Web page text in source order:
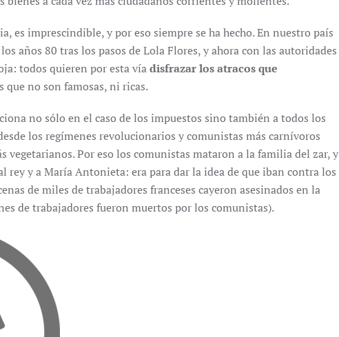
es imprescindible, y por eso siempre se ha hecho. En nuestro país
años 80 tras los pasos de Lola Flores, y ahora con las autoridades
todos quieren por esta víadisfrazar los atracos que
que no son famosas, ni ricas.
no sólo en el caso de los impuestos sino también a todos los
los regímenes revolucionarios y comunistas más carnívoros
vegetarianos. Por eso los comunistas mataron a la familia del zar, y
rey y a María Antonieta: era para dar la idea de que iban contra los
de miles de trabajadores franceses cayeron asesinados en la
de trabajadores fueron muertos por los comunistas).